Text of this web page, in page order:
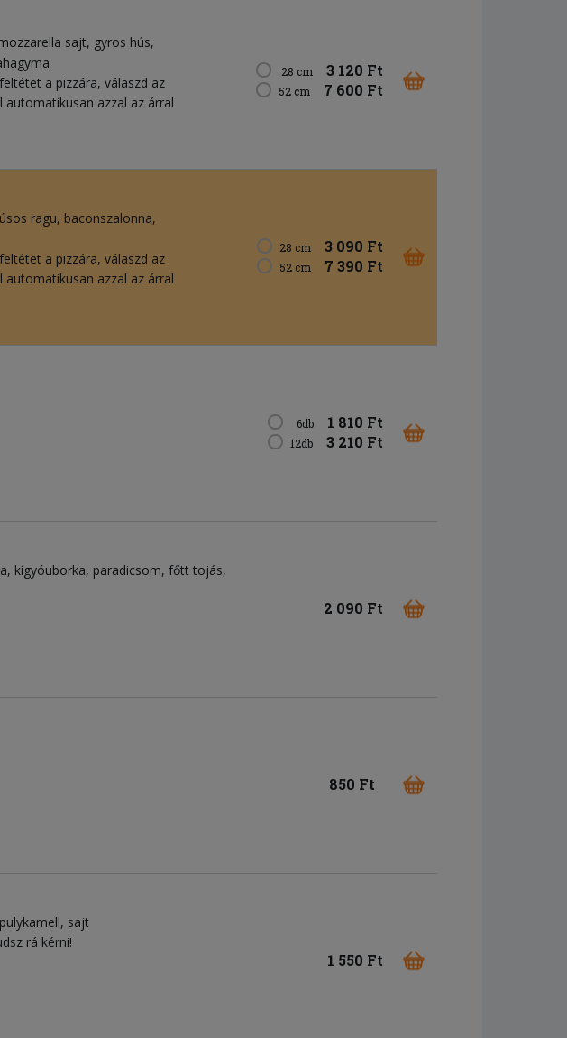
sajt gyros hús
a pizzára, válaszd az
automatikusan azzal az árral
28 cm 3 120 Ft
52 cm 7 600 Ft
ragu baconszalonna
a pizzára, válaszd az
automatikusan azzal az árral
28 cm 3 090 Ft
52 cm 7 390 Ft
6db 1 810 Ft
12db 3 210 Ft
kígyóuborka paradicsom főtt tojás
2 090 Ft
850 Ft
pulykamell sajt
rá kérni!
1 550 Ft